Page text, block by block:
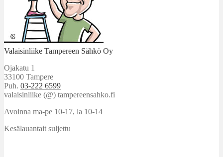
Valaisinliike Tampereen Sähkö Oy
Ojakatu 1
33100 Tampere
Puh. 03-222 6599
valaisinliike (@) tampereensahko.fi
Avoinna ma-pe 10-17, la 10-14
Kesälauantait suljettu